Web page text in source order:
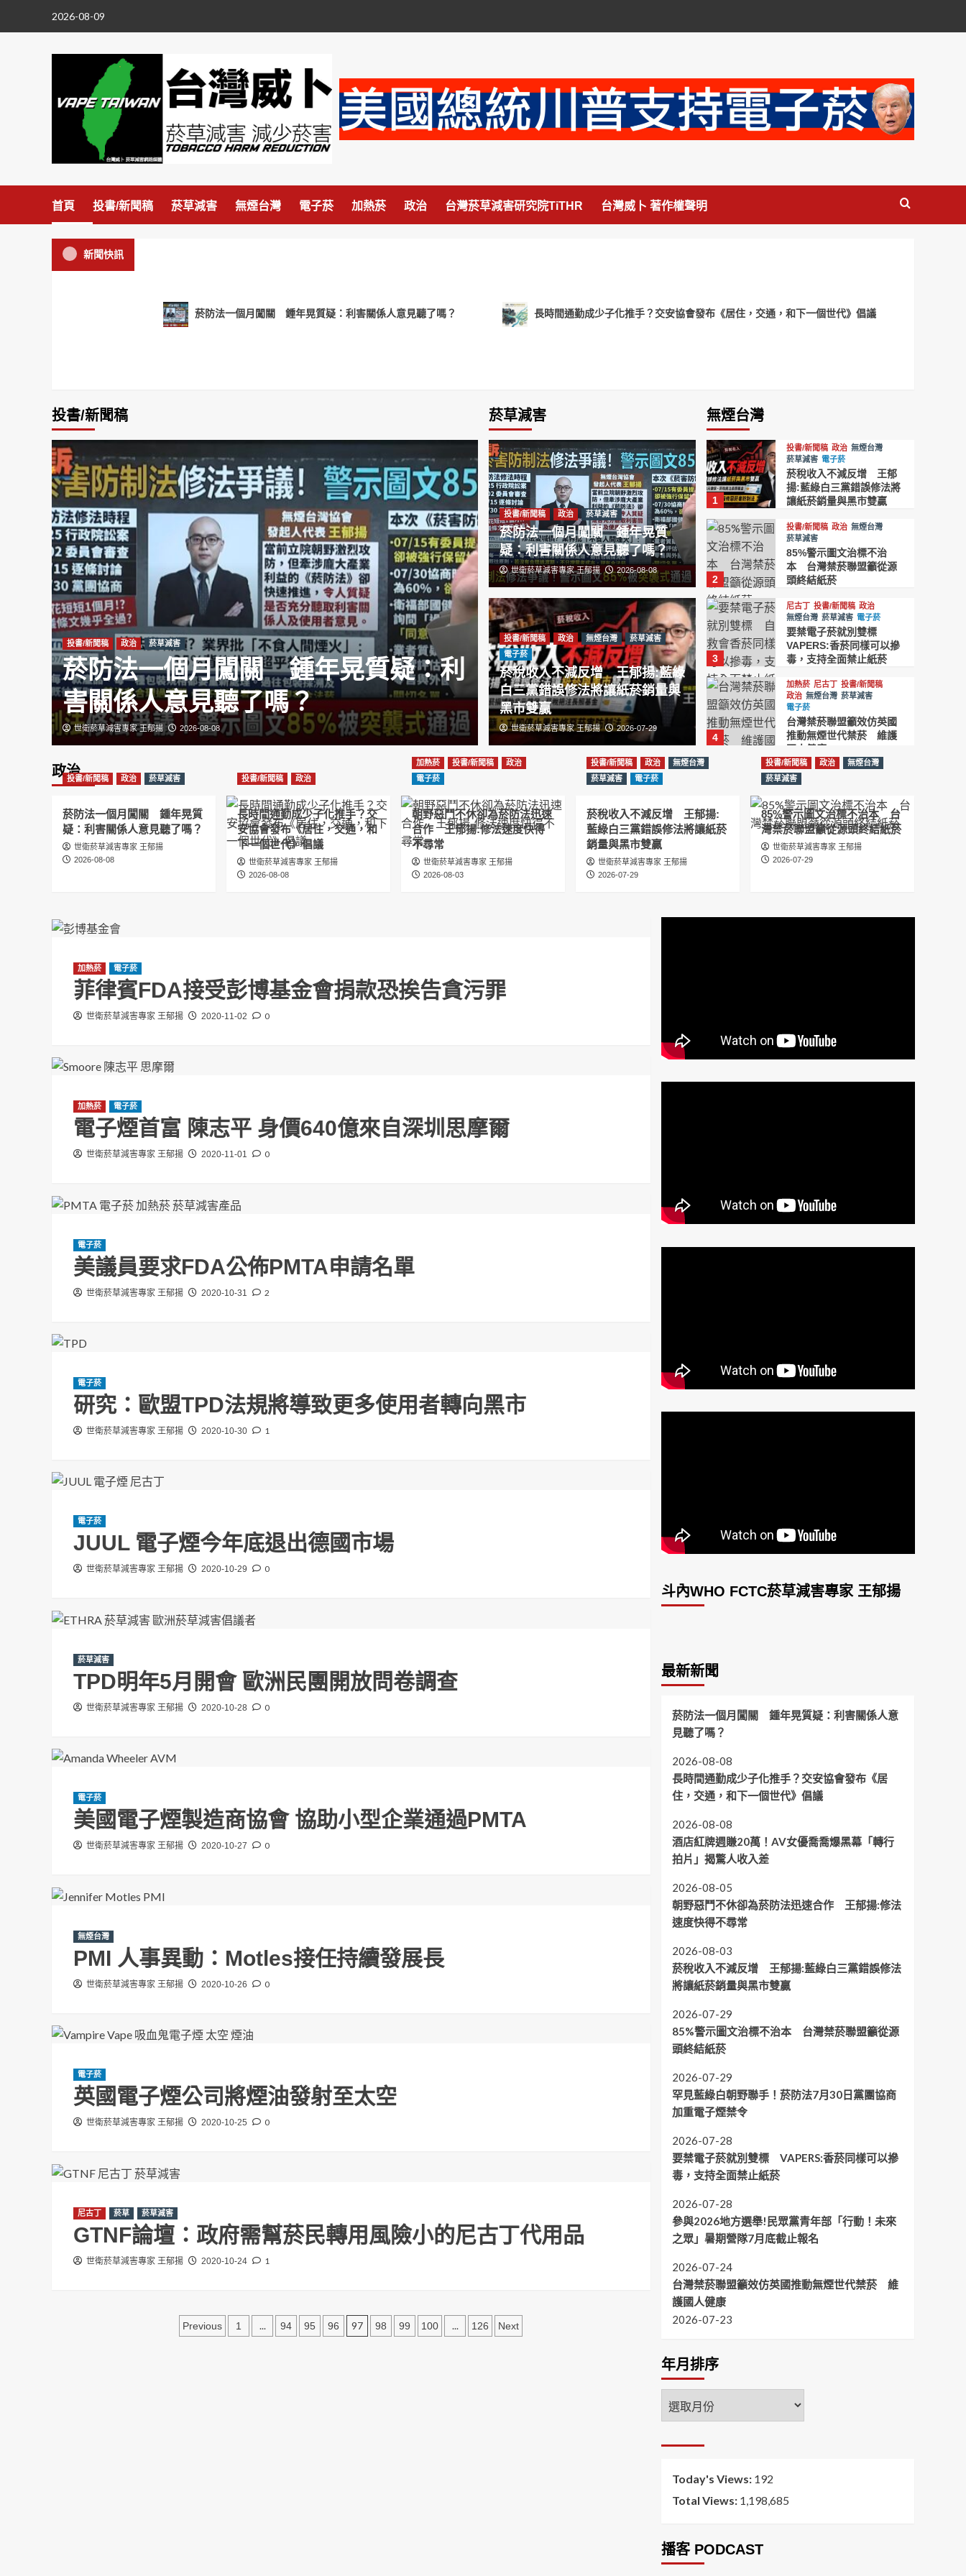
2026-08-09
首頁 投書/新聞稿 菸草減害 無煙台灣 電子菸 加熱菸 政治 台灣菸草減害研究院TiTHR 台灣威卜 著作權聲明
新聞快訊
菸防法一個月闖關 鍾年晃質疑：利害關係人意見聽了嗎？ 長時間通勤成少子化推手？交安協會發布《居住，交通，和下一個世代》倡議
投書/新聞稿
投書/新聞稿 政治 菸草減害
菸防法一個月闖關 鍾年晃質疑：利
害關係人意見聽了嗎？
世衛菸草減害專家 王郁揚 2026-08-08
長時間通勤成少子化推手？交安協會
發布《居住，交通，和下一個世代》
倡議
投書/新聞稿
酒店紅牌週賺20萬！AV女優喬喬爆
編輯部
王郁揚:修法速度快得不尋常
投書/新聞稿 無煙台灣 菸草減害
三黨錯誤修法將讓紙菸銷量與黑市雙
贏
世衛菸草減害專家 王郁揚 2026-07-29
菸草減害
投書/新聞稿 政治 菸草減害
菸防法一個月闖關 鍾年晃質
疑：利害關係人意見聽了嗎？
世衛菸草減害專家 王郁揚 2026-08-08
投書/新聞稿 政治 無煙台灣
菸草減害
電子菸
菸稅收入不減反增 王郁揚:藍綠
白三黨錯誤修法將讓紙菸銷量與
黑市雙贏
世衛菸草減害專家 王郁揚 2026-07-29
無煙台灣
1
投書/新聞稿 政治 無煙台灣
菸草減害 電子菸
菸稅收入不減反增 王郁
揚:藍綠白三黨錯誤修法將
讓紙菸銷量與黑市雙贏
2
投書/新聞稿 政治 無煙台灣
菸草減害
85%警示圖文治標不治
本 台灣禁菸聯盟籲從源
頭終結紙菸
3
尼古丁 投書/新聞稿 政治
無煙台灣 菸草減害 電子菸
要禁電子菸就別雙標
VAPERS:香菸同樣可以摻
毒，支持全面禁止紙菸
4
加熱菸 尼古丁 投書/新聞稿
政治 無煙台灣 菸草減害
電子菸
台灣禁菸聯盟籲效仿英國
推動無煙世代禁菸 維護
國人健康
5
投書/新聞稿 政治 無煙台灣
菸草減害
南 王郁揚:先讓台灣《菸
害防制法》與英國接軌
政治投書/新聞稿 政治 菸草減害
菸防法一個月闖關 鍾年晃質
疑：利害關係人意見聽了嗎？
世衛菸草減害專家 王郁揚
2026-08-08
投書/新聞稿 政治
長時間通勤成少子化推手？交
安協會發布《居住，交通，和
下一個世代》倡議
世衛菸草減害專家 王郁揚
2026-08-08
加熱菸 投書/新聞稿
政治
電子菸
朝野惡鬥不休卻為菸防法迅速
合作 王郁揚:修法速度快得
不尋常
世衛菸草減害專家 王郁揚
2026-08-03
投書/新聞稿 政治
無煙台灣
菸草減害
電子菸
菸稅收入不減反增 王郁揚:
藍綠白三黨錯誤修法將讓紙菸
銷量與黑市雙贏
世衛菸草減害專家 王郁揚
2026-07-29
投書/新聞稿 政治
無煙台灣
菸草減害
85%警示圖文治標不治本 台
灣禁菸聯盟籲從源頭終結紙菸
世衛菸草減害專家 王郁揚
2026-07-29
加熱菸 電子菸
菲律賓FDA接受彭博基金會捐款恐挨告貪污罪
世衛菸草減害專家 王郁揚 2020-11-02 0
加熱菸 電子菸
電子煙首富 陳志平 身價640億來自深圳思摩爾
世衛菸草減害專家 王郁揚 2020-11-01 0
電子菸
美議員要求FDA公佈PMTA申請名單
世衛菸草減害專家 王郁揚 2020-10-31 2
電子菸
研究：歐盟TPD法規將導致更多使用者轉向黑市
世衛菸草減害專家 王郁揚 2020-10-30 1
電子菸
JUUL 電子煙今年底退出德國市場
世衛菸草減害專家 王郁揚 2020-10-29 0
菸草減害
TPD明年5月開會 歐洲民團開放問卷調查
世衛菸草減害專家 王郁揚 2020-10-28 0
電子菸
美國電子煙製造商協會 協助小型企業通過PMTA
世衛菸草減害專家 王郁揚 2020-10-27 0
無煙台灣
PMI 人事異動：Motles接任持續發展長
世衛菸草減害專家 王郁揚 2020-10-26 0
電子菸
英國電子煙公司將煙油發射至太空
世衛菸草減害專家 王郁揚 2020-10-25 0
尼古丁 菸草 菸草減害
GTNF論壇：政府需幫菸民轉用風險小的尼古丁代用品
世衛菸草減害專家 王郁揚 2020-10-24 1
文
Previous 1 ... 94 95 96 97 98 99 100 ... 126 Next
斗內WHO FCTC菸草減害專家 王郁揚
最新新聞
菸防法一個月闖關 鍾年晃質疑：利害關係人意
見聽了嗎？
2026-08-08
長時間通勤成少子化推手？交安協會發布《居
住，交通，和下一個世代》倡議
2026-08-08
酒店紅牌週賺20萬！AV女優喬喬爆黑幕「轉行
拍片」揭驚人收入差
2026-08-05
朝野惡鬥不休卻為菸防法迅速合作 王郁揚:修法
速度快得不尋常
2026-08-03
菸稅收入不減反增 王郁揚:藍綠白三黨錯誤修法
將讓紙菸銷量與黑市雙贏
2026-07-29
85%警示圖文治標不治本 台灣禁菸聯盟籲從源
頭終結紙菸
2026-07-29
罕見藍綠白朝野聯手！菸防法7月30日黨團協商
加重電子煙禁令
2026-07-28
要禁電子菸就別雙標 VAPERS:香菸同樣可以摻
毒，支持全面禁止紙菸
2026-07-28
參與2026地方選舉!民眾黨青年部「行動！未來
之眾」暑期營隊7月底截止報名
2026-07-24
台灣禁菸聯盟籲效仿英國推動無煙世代禁菸 維
護國人健康
2026-07-23
年月排序
年
月
Today's Views: 192
Total Views: 1,198,685
播客 PODCAST